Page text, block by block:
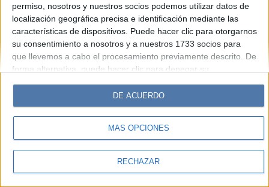
permiso, nosotros y nuestros socios podemos utilizar datos de
localización geográfica precisa e identificación mediante las
características de dispositivos. Puede hacer clic para otorgarnos
su consentimiento a nosotros y a nuestros 1733 socios para
que llevemos a cabo el procesamiento previamente descrito. De
forma alternativa, puede hacer clic para denegar su
cambiar sus preferencias antes de otorgar su consentimiento.
Tenga en cuenta que algún procesamiento de sus datos
personales puede no requerir de su consentimiento, pero usted
tiene el derecho de rechazar tal procesamiento. Sus
sus preferencias o retirar su consentimiento en cualquier
MÁS OPCIONES
RECHAZAR
DE ACUERDO